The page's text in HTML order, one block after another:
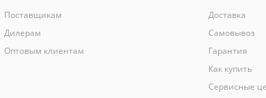
Поставщикам
Дилерам
Оптовым клиентам
Доставка
Самовывоз
Гарантия
Как купить
Сервисные